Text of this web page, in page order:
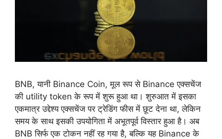
BNB, यानी Binance Coin, मूल रूप से Binance एक्सचेंज
की utility token के रूप में शुरू हुआ था। शुरुआत में इसका
एकमात्र उद्देश्य एक्सचेंज पर ट्रेडिंग फीस में छूट देना था, लेकिन
समय के साथ इसकी उपयोगिता में अभूतपूर्व विस्तार हुआ है। अब
BNB सिर्फ एक टोकन नहीं रह गया है, बल्कि यह Binance के